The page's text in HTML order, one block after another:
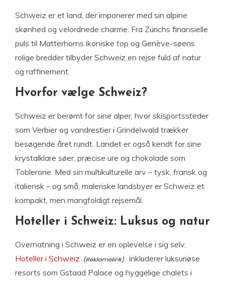
Schweiz er et land, der imponerer med sin alpine
skønhed og velordnede charme. Fra Zürichs finansielle
puls til Matterhorns ikoniske top og Genève-søens
rolige bredder tilbyder Schweiz en rejse fuld af natur
og raffinement.
Hvorfor vælge Schweiz?
Schweiz er berømt for sine alper, hvor skisportssteder
som Verbier og vandrestier i Grindelwald trækker
besøgende året rundt. Landet er også kendt for sine
krystalklare søer, præcise ure og chokolade som
Toblerone. Med sin multikulturelle arv – tysk, fransk og
italiensk – og små, maleriske landsbyer er Schweiz et
kompakt, men mangfoldigt rejsemål.
Hoteller i Schweiz: Luksus og natur
Overnatning i Schweiz er en oplevelse i sig selv.
Hoteller i Schweiz
inkluderer luksuriøse
resorts som Gstaad Palace og hyggelige chalets i